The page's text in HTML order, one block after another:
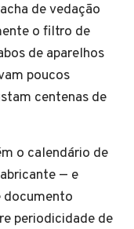
de vedação
o filtro de
de aparelhos
poucos
centenas de
o calendário de
— e
documento
periodicidade de